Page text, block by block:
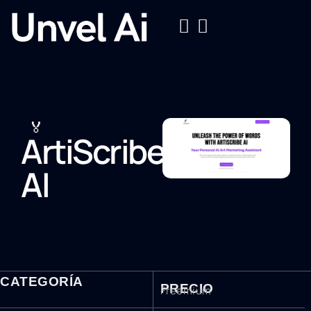
🏅
ArtiScribe
AI
CATEGORÍA PRECIO
Freemium